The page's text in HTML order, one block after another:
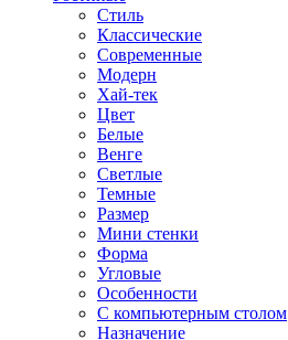
Стиль
Классические
Современные
Модерн
Хай-тек
Цвет
Белые
Венге
Светлые
Темные
Размер
Мини стенки
Форма
Угловые
Особенности
С компьютерным столом
Назначение